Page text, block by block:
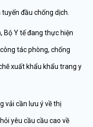
đầu chống dịch.
Bộ Y tế đang thực hiện
tác phòng, chống
xuất khẩu khẩu trang y
vải cần lưu ý về thị
yêu cầu cầu cao về